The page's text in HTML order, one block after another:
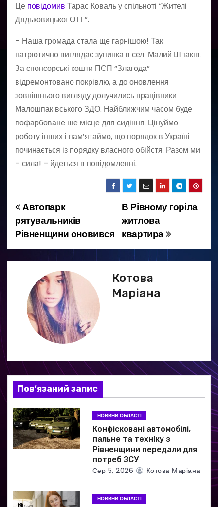
Це повідомив Тарас Коваль у спільноті “Жителі
Дядьковицької ОТГ”.
– Наша громада стала ще гарнішою! Так
патріотично виглядає зупинка в селі Малий Шпаків.
За спонсорські кошти ПСП “Злагода”
відремонтовано покрівлю, а до оновлення
зовнішнього вигляду долучились працівники
Малошпаківського ЗДО. Найближчим часом буде
пофарбоване ще місце для сидіння. Цінуймо
роботу інших і пам’ятаймо, що порядок в Україні
починається із порядку власного обійстя. Разом ми
– сила! – йдеться в повідомленні.
Н
а
в
я
з
а
п
и
і
В Рівному горіла
житлова
квартира
Автопарк
рятувальників
Рівненщини оновився
Котова
Маріана
Пов’язаний запис
НОВИНИ ОБЛАСТІ
Конфісковані автомобілі,
пальне та техніку з
Рівненщини передали для
потреб ЗСУ
Сер 5, 2026 Котова Маріана
НОВИНИ ОБЛАСТІ